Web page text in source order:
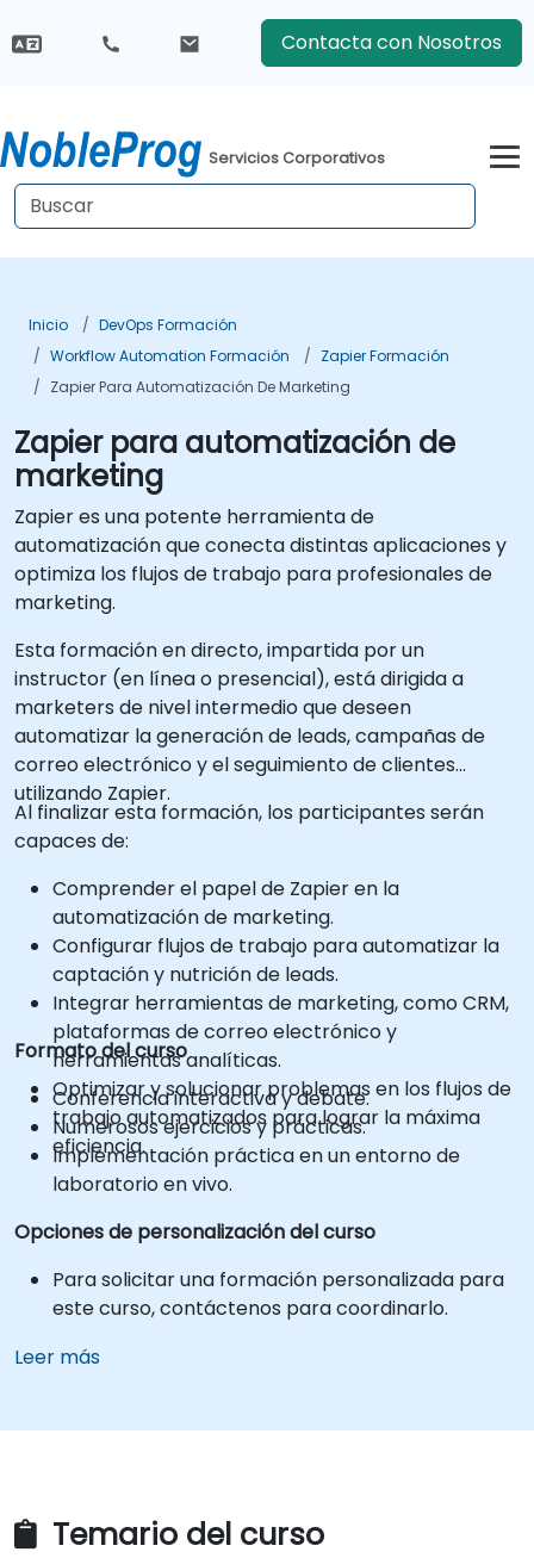
Contacta con Nosotros
Servicios Corporativos
Inicio
DevOps Formación
Workflow Automation Formación
Zapier Formación
Zapier Para Automatización De Marketing
Zapier para automatización de
marketing
Zapier es una potente herramienta de
automatización que conecta distintas aplicaciones y
optimiza los flujos de trabajo para profesionales de
marketing.
Esta formación en directo, impartida por un
instructor (en línea o presencial), está dirigida a
marketers de nivel intermedio que deseen
automatizar la generación de leads, campañas de
correo electrónico y el seguimiento de clientes
utilizando Zapier.
Al finalizar esta formación, los participantes serán
capaces de:
Comprender el papel de Zapier en la
automatización de marketing.
Configurar flujos de trabajo para automatizar la
captación y nutrición de leads.
Integrar herramientas de marketing, como CRM,
plataformas de correo electrónico y
herramientas analíticas.
Optimizar y solucionar problemas en los flujos de
trabajo automatizados para lograr la máxima
eficiencia.
Formato del curso
Conferencia interactiva y debate.
Numerosos ejercicios y prácticas.
Implementación práctica en un entorno de
laboratorio en vivo.
Opciones de personalización del curso
Para solicitar una formación personalizada para
este curso, contáctenos para coordinarlo.
Leer más
Temario del curso